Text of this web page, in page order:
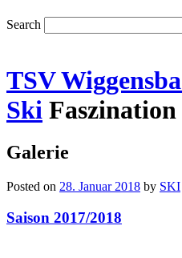
Search
TSV
Ski
Galerie
Posted on 28. Januar 2018 by SKI
Saison 2017/2018